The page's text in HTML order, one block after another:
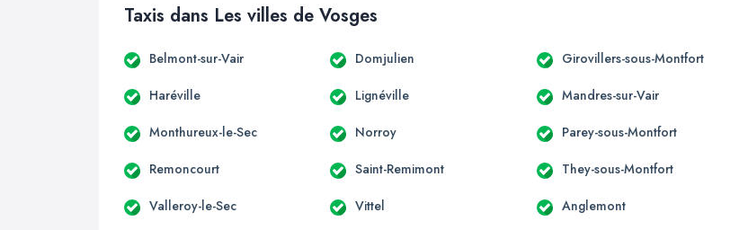
Taxis dans Les villes de Vosges
Belmont-sur-Vair Domjulien Girovillers-sous-Montfort
Haréville Lignéville Mandres-sur-Vair
Monthureux-le-Sec Norroy Parey-sous-Montfort
Remoncourt Saint-Remimont They-sous-Montfort
Valleroy-le-Sec Vittel Anglemont